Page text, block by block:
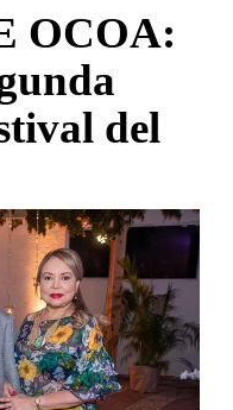
OCOA:
del